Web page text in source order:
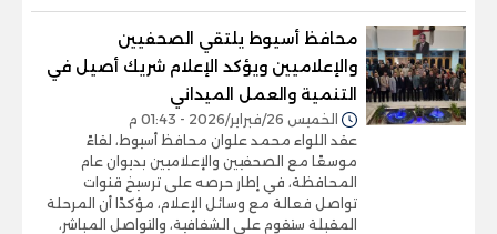
محافظ أسيوط يلتقي الصحفيين
والإعلاميين ويؤكد الإعلام شريك أصيل في
التنمية والعمل الميداني
الخميس 26/فبراير/2026 - 01:43 م
عقد اللواء محمد علوان محافظ أسيوط، لقاءً
موسعًا مع الصحفيين والإعلاميين بديوان عام
المحافظة، في إطار حرصه على ترسيخ قنوات
تواصل فعالة مع وسائل الإعلام، مؤكدًا أن المرحلة
المقبلة ستقوم على الشفافية، والتواصل المباشر،